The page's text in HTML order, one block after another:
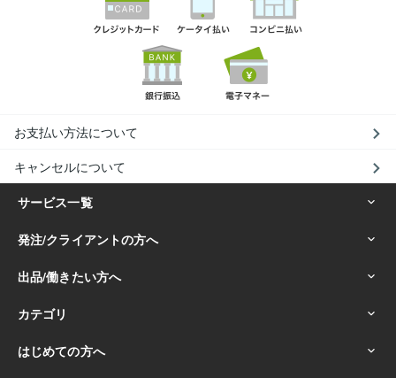
お支払い方法について
キャンセルについて